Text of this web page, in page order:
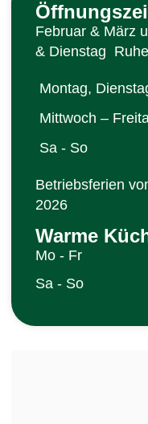
Februar & März
& Dienstag
Montag,
Mittwoch –
Sa - So
Betriebsferien
2026
Warme
Mo - Fr
Sa - So